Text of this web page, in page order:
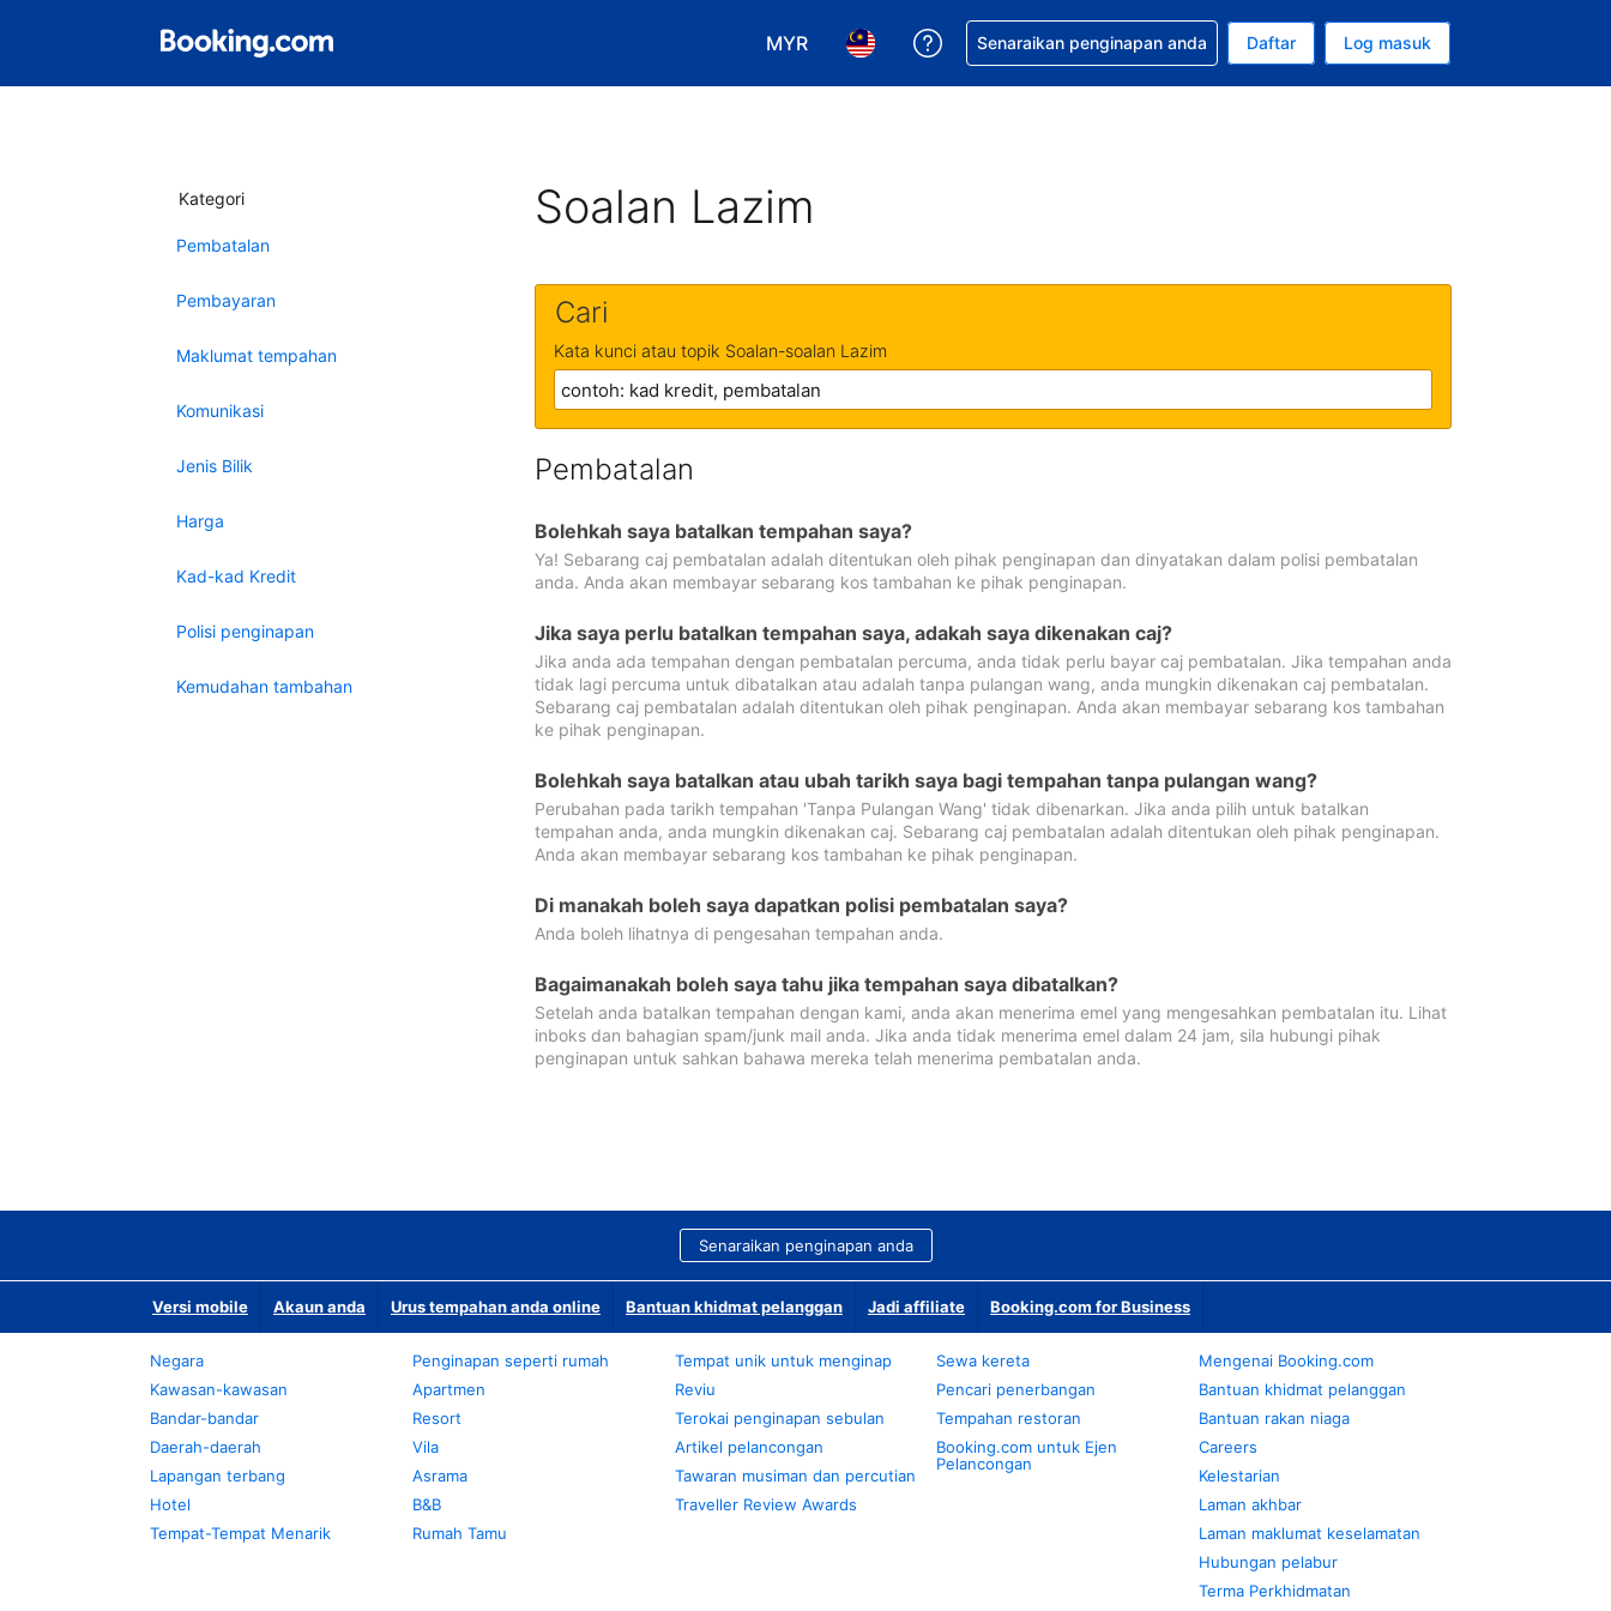
MYR
Pilih mata wang anda. Mata wang semasa anda adalah Ringgit Malaysia
Pilih bahasa anda. Bahasa semasa anda adalah Bahasa Malaysia
Dapatkan bantuan bagi tempahan anda
Senaraikan penginapan anda Daftar Log masuk
Kategori
Pembatalan
Pembayaran
Maklumat tempahan
Komunikasi
Jenis Bilik
Harga
Kad-kad Kredit
Polisi penginapan
Kemudahan tambahan
Soalan Lazim
Cari
Kata kunci atau topik Soalan-soalan Lazim
Pembatalan
Bolehkah saya batalkan tempahan saya?
Ya! Sebarang caj pembatalan adalah ditentukan oleh pihak penginapan dan dinyatakan dalam polisi pembatalan
anda. Anda akan membayar sebarang kos tambahan ke pihak penginapan.
Jika saya perlu batalkan tempahan saya, adakah saya dikenakan caj?
Jika anda ada tempahan dengan pembatalan percuma, anda tidak perlu bayar caj pembatalan. Jika tempahan anda
tidak lagi percuma untuk dibatalkan atau adalah tanpa pulangan wang, anda mungkin dikenakan caj pembatalan.
Sebarang caj pembatalan adalah ditentukan oleh pihak penginapan. Anda akan membayar sebarang kos tambahan
ke pihak penginapan.
Bolehkah saya batalkan atau ubah tarikh saya bagi tempahan tanpa pulangan wang?
Perubahan pada tarikh tempahan 'Tanpa Pulangan Wang' tidak dibenarkan. Jika anda pilih untuk batalkan
tempahan anda, anda mungkin dikenakan caj. Sebarang caj pembatalan adalah ditentukan oleh pihak penginapan.
Anda akan membayar sebarang kos tambahan ke pihak penginapan.
Di manakah boleh saya dapatkan polisi pembatalan saya?
Anda boleh lihatnya di pengesahan tempahan anda.
Bagaimanakah boleh saya tahu jika tempahan saya dibatalkan?
Setelah anda batalkan tempahan dengan kami, anda akan menerima emel yang mengesahkan pembatalan itu. Lihat
inboks dan bahagian spam/junk mail anda. Jika anda tidak menerima emel dalam 24 jam, sila hubungi pihak
penginapan untuk sahkan bahawa mereka telah menerima pembatalan anda.
Senaraikan penginapan anda
Versi mobile Akaun anda Urus tempahan anda online Bantuan khidmat pelanggan Jadi affiliate Booking.com for Business
Negara
Kawasan-kawasan
Bandar-bandar
Daerah-daerah
Lapangan terbang
Hotel
Tempat-Tempat Menarik
Penginapan seperti rumah
Apartmen
Resort
Vila
Asrama
B&B
Rumah Tamu
Tempat unik untuk menginap
Reviu
Terokai penginapan sebulan
Artikel pelancongan
Tawaran musiman dan percutian
Traveller Review Awards
Sewa kereta
Pencari penerbangan
Tempahan restoran
Booking.com untuk Ejen
Pelancongan
Mengenai Booking.com
Bantuan khidmat pelanggan
Bantuan rakan niaga
Careers
Kelestarian
Laman akhbar
Laman maklumat keselamatan
Hubungan pelabur
Terma Perkhidmatan